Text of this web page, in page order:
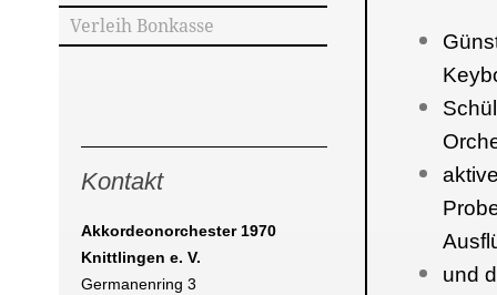
und
Verleih Bonkasse
Kontakt
Akkordeonorchester 1970
Knittlingen e. V.
Germanenring 3